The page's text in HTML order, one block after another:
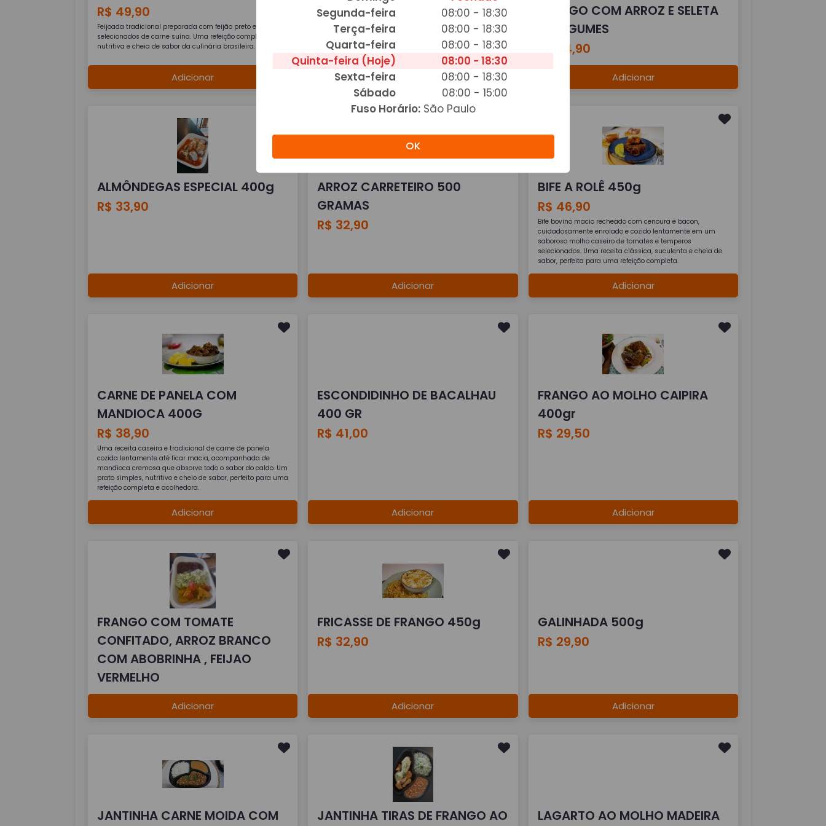
R$ 49,90
Feijoada tradicional preparada com feijão preto e cortes
selecionados de carne suína. Uma refeição completa,
nutritiva e cheia de sabor da culinária brasileira.
Adicionar
DE ESPINAFRE 400G
R$ 33,90
Adicionar
FRANGO COM ARROZ E SELETA
DE LEGUMES
R$ 24,90
Adicionar
ALMÔNDEGAS ESPECIAL 400g
R$ 33,90
Adicionar
ARROZ CARRETEIRO 500
GRAMAS
R$ 32,90
Adicionar
BIFE A ROLÊ 450g
R$ 46,90
Bife bovino macio recheado com cenoura e bacon,
cuidadosamente enrolado e cozido lentamente em um
saboroso molho caseiro de tomates e temperos
selecionados. Uma receita clássica, suculenta e cheia de
sabor, perfeita para uma refeição completa.
Adicionar
CARNE DE PANELA COM
MANDIOCA 400G
R$ 38,90
Uma receita caseira e tradicional de carne de panela
cozida lentamente até ficar macia, acompanhada de
mandioca cremosa que absorve todo o sabor do caldo. Um
prato simples, nutritivo e cheio de sabor, perfeito para uma
refeição completa e acolhedora.
Adicionar
ESCONDIDINHO DE BACALHAU
400 GR
R$ 41,00
Adicionar
FRANGO AO MOLHO CAIPIRA
400gr
R$ 29,50
Adicionar
FRANGO COM TOMATE
CONFITADO, ARROZ BRANCO
COM ABOBRINHA , FEIJAO
VERMELHO
Adicionar
FRICASSE DE FRANGO 450g
R$ 32,90
Adicionar
GALINHADA 500g
R$ 29,90
Adicionar
JANTINHA CARNE MOIDA COM
JANTINHA TIRAS DE FRANGO AO
LAGARTO AO MOLHO MADEIRA
Segunda-feira
08:00 - 18:30
Terça-feira
08:00 - 18:30
Quarta-feira
08:00 - 18:30
Quinta-feira (Hoje)
08:00 - 18:30
Sexta-feira
08:00 - 18:30
Sábado
08:00 - 15:00
Fuso Horário:São Paulo
OK